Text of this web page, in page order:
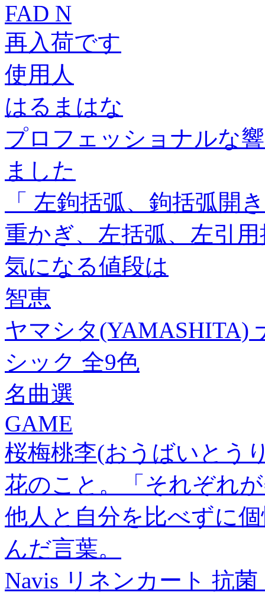
FAD N
再入荷です
使用人
はるまはな
プロフェッショナルな
ました
「 左鉤括弧、鉤括弧開
重かぎ、左括弧、左引
気になる値段は
智恵
ヤマシタ(YAMASHITA)
シック 全9色
名曲選
GAME
桜梅桃李(おうばいとう
花のこと。「それぞれ
他人と自分を比べずに
んだ言葉。
Navis リネンカート 抗